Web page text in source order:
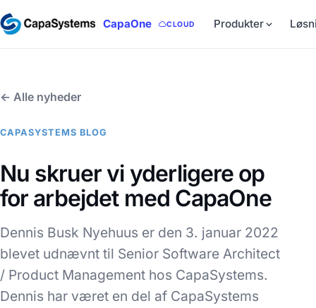
CapaOne CLOUD Produkter
← Alle nyheder
CAPASYSTEMS BLOG
Nu skruer vi yderligere op
for arbejdet med CapaOne
Dennis Busk Nyehuus er den 3. januar 2022
blevet udnævnt til Senior Software Architect
/ Product Management hos CapaSystems.
Dennis har været en del af CapaSystems